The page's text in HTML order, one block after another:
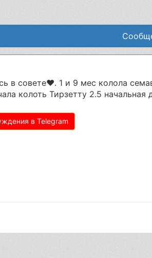
в совете❤️. 1 и 9 мес колола
колоть Тирзетту 2.5
в Telegram